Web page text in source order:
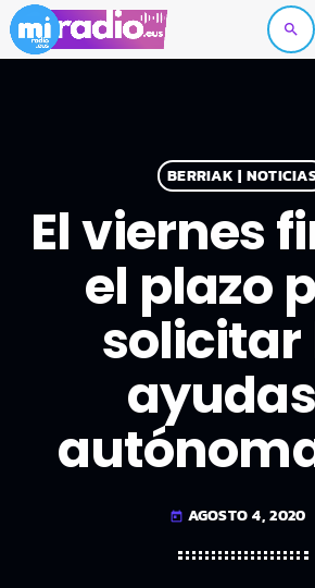
search
BERRIAK |
El viernes
el plazo
solicitar
today AGOSTO 4, 2020